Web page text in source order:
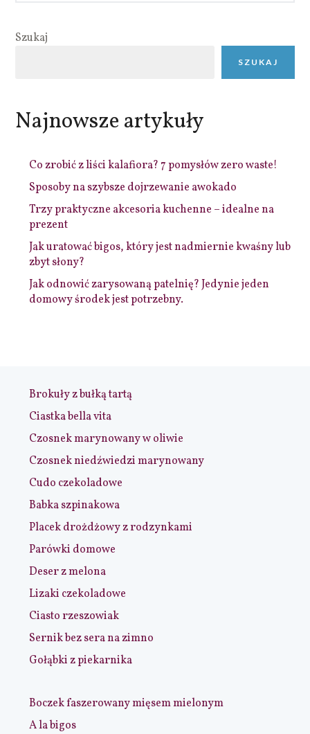
Szukaj
SZUKAJ
Najnowsze artykuły
Co zrobić z liści kalafiora? 7 pomysłów zero waste!
Sposoby na szybsze dojrzewanie awokado
Trzy praktyczne akcesoria kuchenne – idealne na
prezent
Jak uratować bigos, który jest nadmiernie kwaśny lub
zbyt słony?
Jak odnowić zarysowaną patelnię? Jedynie jeden
domowy środek jest potrzebny.
Brokuły z bułką tartą
Ciastka bella vita
Czosnek marynowany w oliwie
Czosnek niedźwiedzi marynowany
Cudo czekoladowe
Babka szpinakowa
Placek drożdżowy z rodzynkami
Parówki domowe
Deser z melona
Lizaki czekoladowe
Ciasto rzeszowiak
Sernik bez sera na zimno
Gołąbki z piekarnika
Boczek faszerowany mięsem mielonym
A la bigos